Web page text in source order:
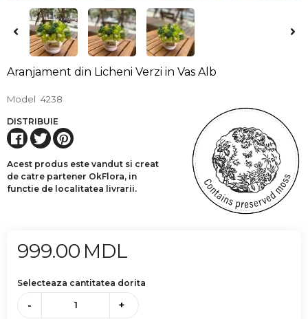
Aranjament din Licheni Verzi in Vas Alb
Model 4238
DISTRIBUIE
Acest produs este vandut si creat
de catre partener OkFlora, in
functie de localitatea livrarii.
999.00 MDL
Selecteaza cantitatea dorita
- +